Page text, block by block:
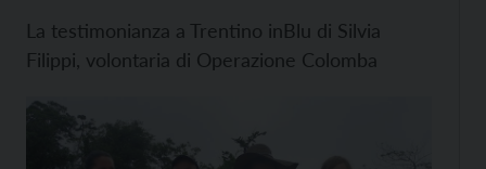
La testimonianza a Trentino inBlu di Silvia
Filippi, volontaria di Operazione Colomba